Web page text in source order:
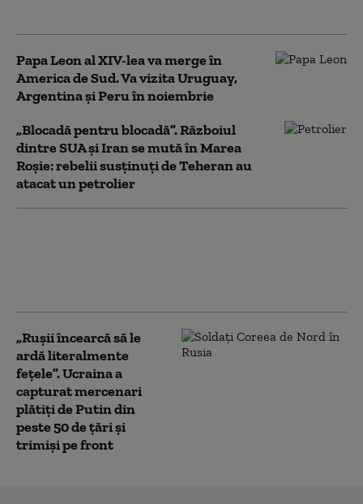
Papa Leon al XIV-lea va merge în
America de Sud. Va vizita Uruguay,
Argentina și Peru în noiembrie
„Blocadă pentru blocadă”. Războiul
dintre SUA și Iran se mută în Marea
Roșie: rebelii susținuți de Teheran au
atacat un petrolier
„Rușii încearcă să le
ardă literalmente
fețele”. Ucraina a
capturat mercenari
plătiți de Putin din
peste 50 de țări și
trimiși pe front